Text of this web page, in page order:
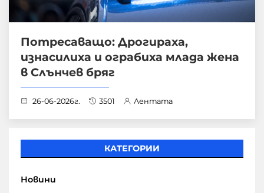
Потресаващо: Дрогираха,
изнасилиха и ограбиха млада жена
в Слънчев бряг
26-06-2026г. 3501 Лентата
КАТЕГОРИИ
Новини